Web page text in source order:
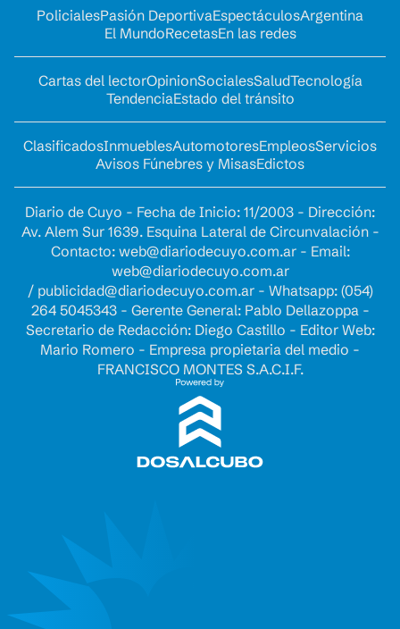
PolicialesPasión DeportivaEspectáculosArgentina
El MundoRecetasEn las redes
Cartas del lectorOpinionSocialesSaludTecnología
TendenciaEstado del tránsito
ClasificadosInmueblesAutomotoresEmpleosServicios
Avisos Fúnebres y MisasEdictos
Diario de Cuyo - Fecha de Inicio: 11/2003 - Dirección:
Av. Alem Sur 1639. Esquina Lateral de Circunvalación -
Contacto: web@diariodecuyo.com.ar- Email:
web@diariodecuyo.com.ar
/ publicidad@diariodecuyo.com.ar- Whatsapp: (054)
264 5045343 - Gerente General: Pablo Dellazoppa -
Secretario de Redacción: Diego Castillo - Editor Web:
Mario Romero - Empresa propietaria del medio -
FRANCISCO MONTES S.A.C.I.F.